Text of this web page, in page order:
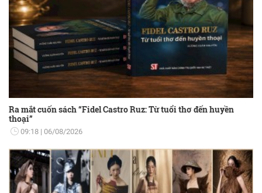
Ra mắt cuốn sách “Fidel Castro Ruz: Từ tuổi thơ đến huyền
thoại”
09:18 06/08/2026